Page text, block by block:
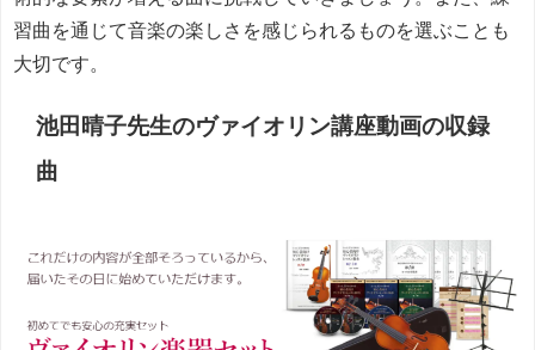
習曲を通じて音楽の楽しさを感じられるものを選ぶことも
大切です。
池田晴子先生のヴァイオリン講座動画の収録
曲